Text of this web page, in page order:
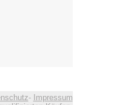
- Impressum